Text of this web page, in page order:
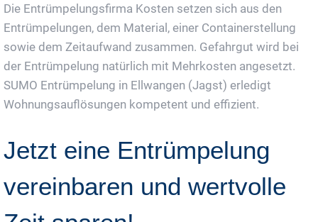
Die Entrümpelungsfirma Kosten setzen sich aus den
Entrümpelungen, dem Material, einer Containerstellung
sowie dem Zeitaufwand zusammen. Gefahrgut wird bei
der Entrümpelung natürlich mit Mehrkosten angesetzt.
SUMO Entrümpelung in Ellwangen (Jagst) erledigt
Wohnungsauflösungen kompetent und effizient.
Jetzt eine Entrümpelung
vereinbaren und wertvolle